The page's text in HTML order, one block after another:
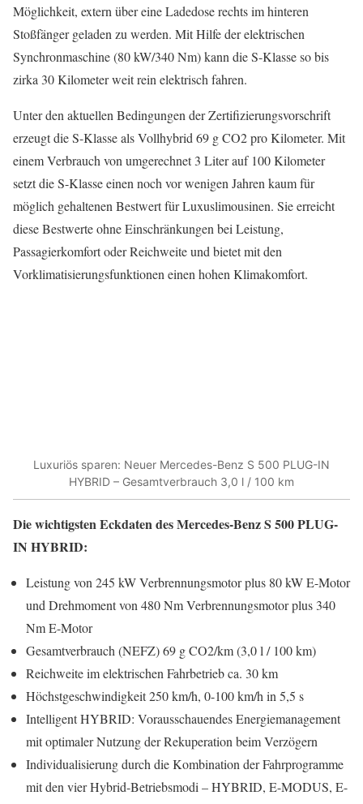
Möglichkeit, extern über eine Ladedose rechts im hinteren
Stoßfänger geladen zu werden. Mit Hilfe der elektrischen
Synchronmaschine (80 kW/340 Nm) kann die S-Klasse so bis
zirka 30 Kilometer weit rein elektrisch fahren.
Unter den aktuellen Bedingungen der Zertifizierungsvorschrift
erzeugt die S-Klasse als Vollhybrid 69 g CO2 pro Kilometer. Mit
einem Verbrauch von umgerechnet 3 Liter auf 100 Kilometer
setzt die S-Klasse einen noch vor wenigen Jahren kaum für
möglich gehaltenen Bestwert für Luxuslimousinen. Sie erreicht
diese Bestwerte ohne Einschränkungen bei Leistung,
Passagierkomfort oder Reichweite und bietet mit den
Vorklimatisierungsfunktionen einen hohen Klimakomfort.
Luxuriös sparen: Neuer Mercedes-Benz S 500 PLUG-IN
HYBRID – Gesamtverbrauch 3,0 l / 100 km
Die wichtigsten Eckdaten des Mercedes-Benz S 500 PLUG-
IN HYBRID:
Leistung von 245 kW Verbrennungsmotor plus 80 kW E-Motor
und Drehmoment von 480 Nm Verbrennungsmotor plus 340
Nm E-Motor
Gesamtverbrauch (NEFZ) 69 g CO2/km (3,0 l / 100 km)
Reichweite im elektrischen Fahrbetrieb ca. 30 km
Höchstgeschwindigkeit 250 km/h, 0-100 km/h in 5,5 s
Intelligent HYBRID: Vorausschauendes Energiemanagement
mit optimaler Nutzung der Rekuperation beim Verzögern
Individualisierung durch die Kombination der Fahrprogramme
mit den vier Hybrid-Betriebsmodi – HYBRID, E-MODUS, E-